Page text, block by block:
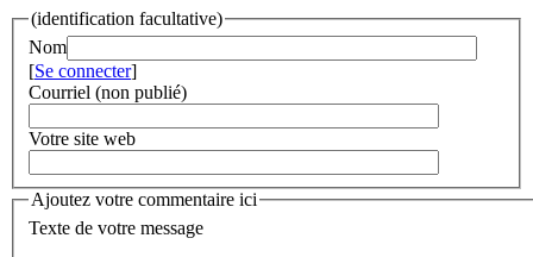
(identification facultative)
Nom
[Se connecter]
Courriel (non publié)
Votre site web
Ajoutez votre commentaire ici
Texte de votre message